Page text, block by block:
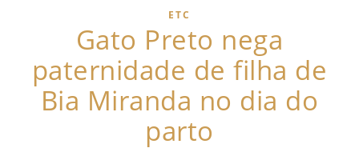
ETC
Gato Preto nega
paternidade de filha de
Bia Miranda no dia do
parto